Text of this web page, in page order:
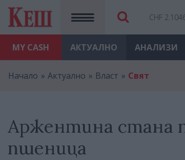
MY CASH
CHF
АКТУАЛНО АНАЛИЗИ
Начало Актуално Власт Свят
Аржентина стана
пшеница